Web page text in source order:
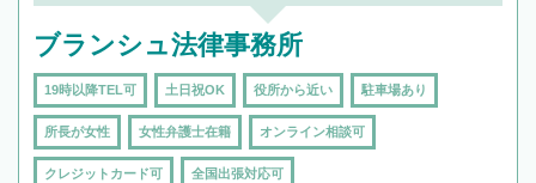
ブランシュ法律事務所
19時以降TEL可 土日祝OK 役所から近い 駐車場あり
所長が女性 女性弁護士在籍 オンライン相談可
クレジットカード可 全国出張対応可